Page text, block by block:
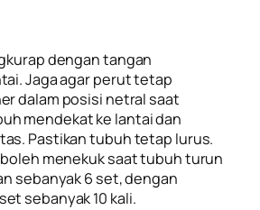
dengan tangan
Jaga agar perut tetap
dalam posisi netral saat
mendekat ke lantai dan
Pastikan tubuh tetap lurus.
menekuk saat tubuh turun
sebanyak 6 set, dengan
sebanyak 10 kali.